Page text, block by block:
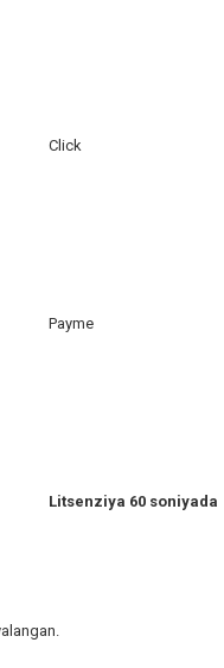
Click
Payme
Litsenziya 60 soniyada